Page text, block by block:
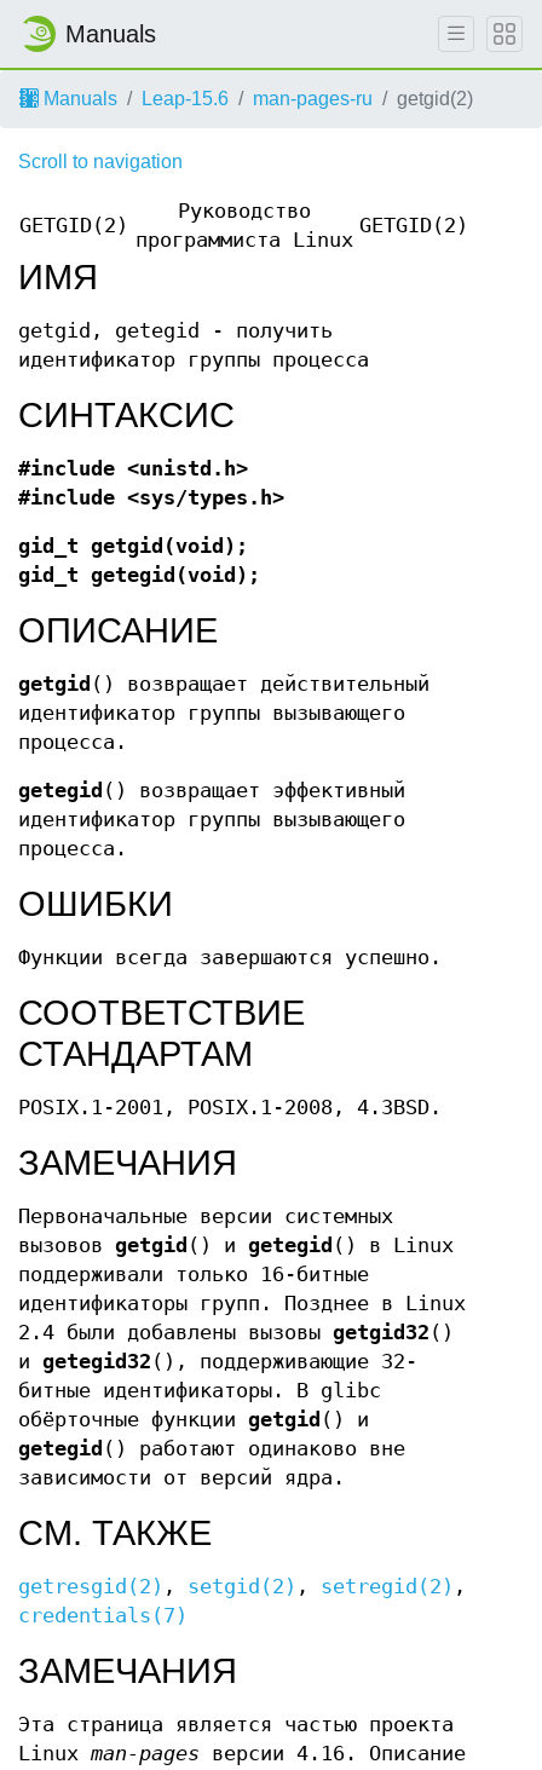
Manuals
Manuals Leap-15.6 man-pages-ru getgid(2)
Scroll to navigation
GETGID(2)
Руководство
программиста Linux
GETGID(2)
ИМЯ
getgid, getegid - получить
идентификатор группы процесса
СИНТАКСИС
#include <unistd.h>
#include <sys/types.h>
gid_t getgid(void);
gid_t getegid(void);
ОПИСАНИЕ
getgid () возвращает действительный
идентификатор группы вызывающего
процесса.
getegid () возвращает эффективный
идентификатор группы вызывающего
процесса.
ОШИБКИ
Функции всегда завершаются успешно.
СООТВЕТСТВИЕ
СТАНДАРТАМ
POSIX.1-2001, POSIX.1-2008, 4.3BSD.
ЗАМЕЧАНИЯ
Первоначальные версии системных
вызовов getgid () и getegid () в Linux
поддерживали только 16-битные
идентификаторы групп. Позднее в Linux
2.4 были добавлены вызовы getgid32 ()
и getegid32 (), поддерживающие 32-
битные идентификаторы. В glibc
обёрточные функции getgid () и
getegid () работают одинаково вне
зависимости от версий ядра.
СМ. ТАКЖЕ
getresgid(2) , setgid(2) , setregid(2) ,
credentials(7)
ЗАМЕЧАНИЯ
Эта страница является частью проекта
Linux man-pages версии 4.16. Описание